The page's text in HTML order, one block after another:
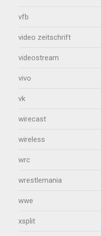
vfb
video zeitschrift
videostream
vivo
vk
wirecast
wireless
wrc
wrestlemania
wwe
xsplit